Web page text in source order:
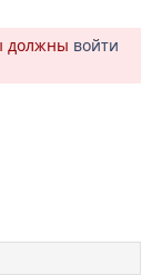
должны войти